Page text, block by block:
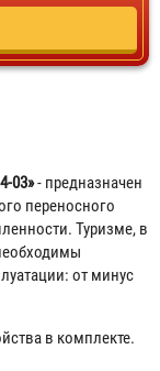
03»- предназначен
переносного
Туризме, в
от минус
в комплекте.